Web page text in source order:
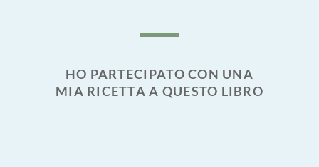
HO PARTECIPATO CON UNA
MIA RICETTA A QUESTO LIBRO